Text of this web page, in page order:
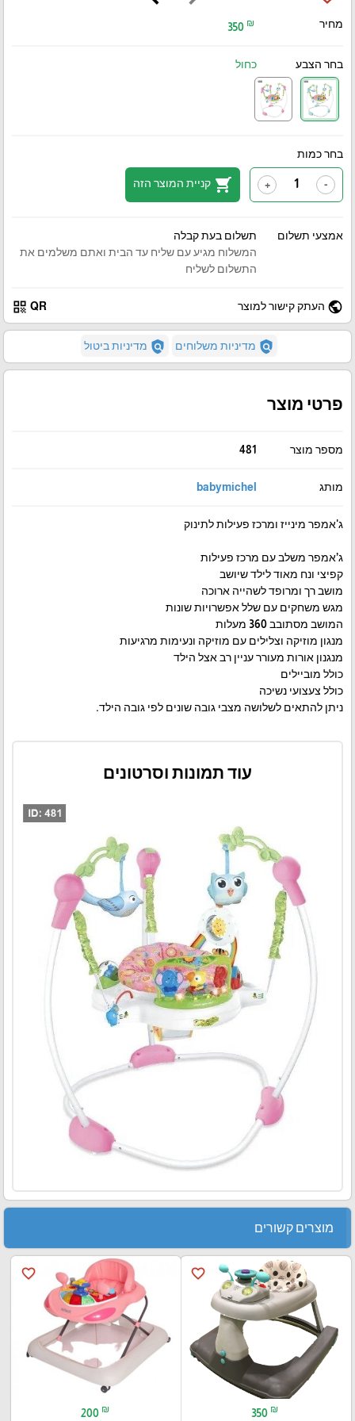
מחיר 350 ₪
בחר הצבע כחול
בחר כמות
-
+
shopping_cart קניית המוצר הזה
אמצעי תשלום
תשלום בעת קבלה
המשלוח מגיע עם שליח עד הבית ואתם משלמים את
התשלום לשליח
public העתק קישור למוצר QR
qr_code
policy מדיניות משלוחים policy מדיניות ביטול
פרטי מוצר
מספר מוצר 481
מותג babymichel
ג'אמפר מינייז ומרכז פעילות לתינוק
ג’אמפר משלב עם מרכז פעילות
קפיצי ונח מאוד לילד שיושב
מושב רך ומרופד לשהייה ארוכה
מגש משחקים עם שלל אפשרויות שונות
המושב מסתובב 360 מעלות
מנגון מוזיקה וצלילים עם מוזיקה ונעימות מרגיעות
מנגנון אורות מעורר עניין רב אצל הילד
כולל מוביילים
כולל צעצועי נשיכה
ניתן להתאים לשלושה מצבי גובה שונים לפי גובה הילד.
עוד תמונות וסרטונים
מוצרים קשורים
favorite_border
350 ₪
favorite_border
200 ₪